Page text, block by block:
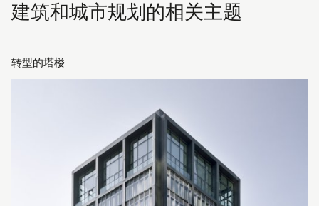
建筑和城市规划的相关主题
转型的塔楼